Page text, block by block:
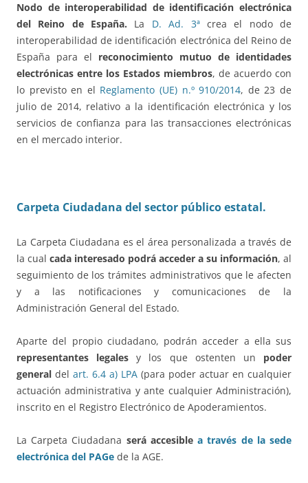
Nodo de interoperabilidad de identificación electrónica
del Reino de España. La D. Ad. 3ªcrea el nodo de
interoperabilidad de identificación electrónica del Reino de
España para el reconocimiento mutuo de identidades
electrónicas entre los Estados miembros, de acuerdo con
lo previsto en el Reglamento (UE) n.º 910/2014, de 23 de
julio de 2014, relativo a la identificación electrónica y los
servicios de confianza para las transacciones electrónicas
en el mercado interior.
Carpeta Ciudadana del sector público estatal.
La Carpeta Ciudadana es el área personalizada a través de
la cual cada interesado podrá acceder a su información, al
seguimiento de los trámites administrativos que le afecten
y a las notificaciones y comunicaciones de la
Administración General del Estado.
Aparte del propio ciudadano, podrán acceder a ella sus
representantes legales y los que ostenten un poder
general del art. 6.4 a) LPA (para poder actuar en cualquier
actuación administrativa y ante cualquier Administración),
inscrito en el Registro Electrónico de Apoderamientos.
La Carpeta Ciudadana será accesiblea través de la sede
electrónica del PAGe de la AGE.